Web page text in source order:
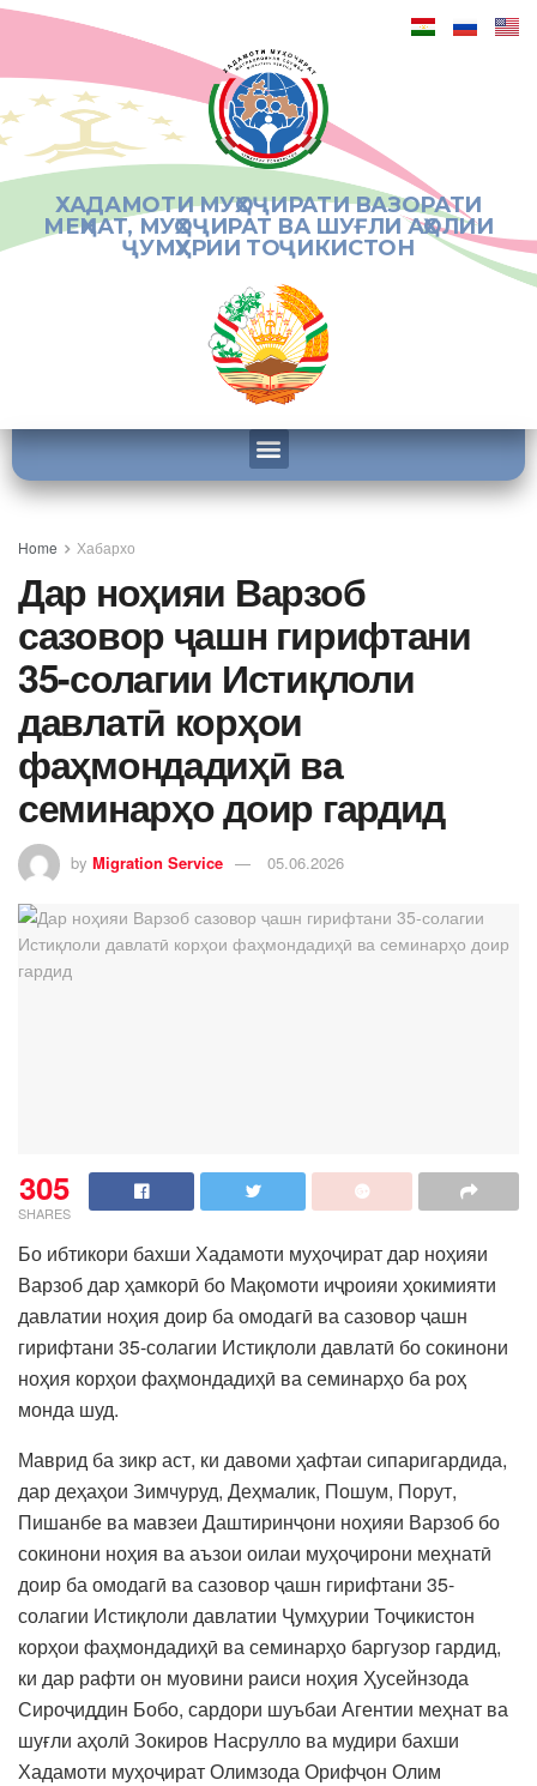
ХАДАМОТИ МУҲОҶИРАТИ ВАЗОРАТИ
МЕҲНАТ, МУҲОҶИРАТ ВА ШУҒЛИ АҲОЛИИ
ҶУМҲУРИИ ТОҶИКИСТОН
Home Хабархо
Дар ноҳияи Варзоб
сазовор ҷашн гирифтани
35-солагии Истиқлоли
давлатӣ корҳои
фаҳмондадиҳӣ ва
семинарҳо доир гардид
by Migration Service 05.06.2026
305
SHARES
Бо ибтикори бахши Хадамоти муҳоҷират дар ноҳияи
Варзоб дар ҳамкорӣ бо Мақомоти иҷроияи ҳокимияти
давлатии ноҳия доир ба омодагӣ ва сазовор ҷашн
гирифтани 35-солагии Истиқлоли давлатӣ бо сокинони
ноҳия корҳои фаҳмондадиҳӣ ва семинарҳо ба роҳ
монда шуд.
Маврид ба зикр аст, ки давоми ҳафтаи сипаригардида,
дар деҳаҳои Зимчуруд, Деҳмалик, Пошум, Порут,
Пишанбе ва мавзеи Даштиринҷони ноҳияи Варзоб бо
сокинони ноҳия ва аъзои оилаи муҳоҷирони меҳнатӣ
доир ба омодагӣ ва сазовор ҷашн гирифтани 35-
солагии Истиқлоли давлатии Ҷумҳурии Тоҷикистон
корҳои фаҳмондадиҳӣ ва семинарҳо баргузор гардид,
ки дар рафти он муовини раиси ноҳия Ҳусейнзода
Сироҷиддин Бобо, сардори шуъбаи Агентии меҳнат ва
шуғли аҳолӣ Зокиров Насрулло ва мудири бахши
Хадамоти муҳоҷират Олимзода Орифҷон Олим